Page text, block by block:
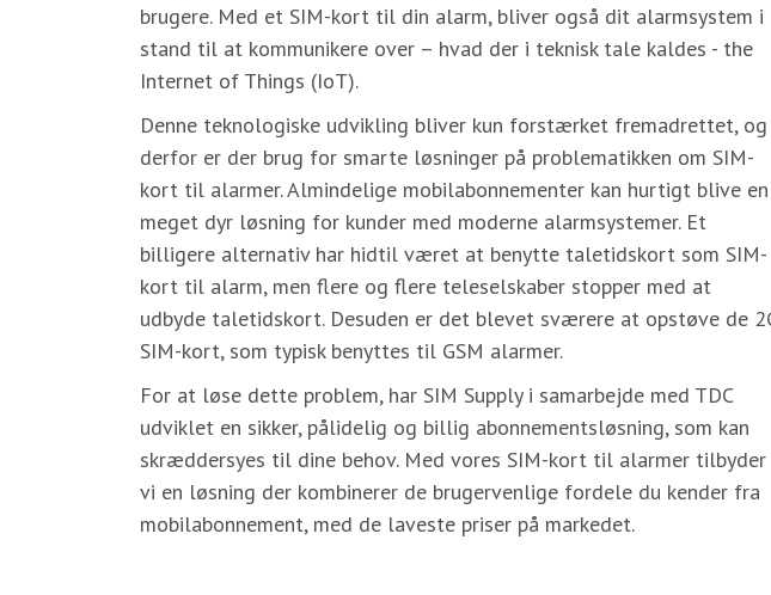
brugere. Med et SIM-kort til din alarm, bliver også dit alarmsystem i
stand til at kommunikere over – hvad der i teknisk tale kaldes - the
Internet of Things (IoT).
Denne teknologiske udvikling bliver kun forstærket fremadrettet, og
derfor er der brug for smarte løsninger på problematikken om SIM-
kort til alarmer. Almindelige mobilabonnementer kan hurtigt blive en
meget dyr løsning for kunder med moderne alarmsystemer. Et
billigere alternativ har hidtil været at benytte taletidskort som SIM-
kort til alarm, men flere og flere teleselskaber stopper med at
udbyde taletidskort. Desuden er det blevet sværere at opstøve de
SIM-kort, som typisk benyttes til GSM alarmer.
For at løse dette problem, har SIM Supply i samarbejde med TDC
udviklet en sikker, pålidelig og billig abonnementsløsning, som kan
skræddersyes til dine behov. Med vores SIM-kort til alarmer tilbyder
vi en løsning der kombinerer de brugervenlige fordele du kender fra
mobilabonnement, med de laveste priser på markedet.